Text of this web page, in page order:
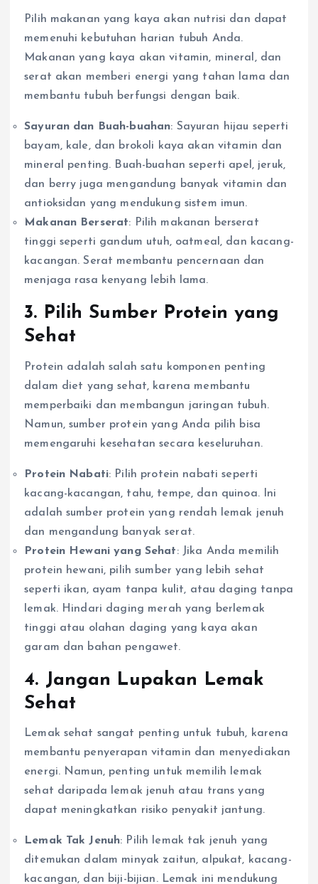
Pilih makanan yang kaya akan nutrisi dan dapat
memenuhi kebutuhan harian tubuh Anda.
Makanan yang kaya akan vitamin, mineral, dan
serat akan memberi energi yang tahan lama dan
membantu tubuh berfungsi dengan baik.
Sayuran dan Buah-buahan: Sayuran hijau seperti
bayam, kale, dan brokoli kaya akan vitamin dan
mineral penting. Buah-buahan seperti apel, jeruk,
dan berry juga mengandung banyak vitamin dan
antioksidan yang mendukung sistem imun.
Makanan Berserat: Pilih makanan berserat
tinggi seperti gandum utuh, oatmeal, dan kacang-
kacangan. Serat membantu pencernaan dan
menjaga rasa kenyang lebih lama.
3. Pilih Sumber Protein yang
Sehat
Protein adalah salah satu komponen penting
dalam diet yang sehat, karena membantu
memperbaiki dan membangun jaringan tubuh.
Namun, sumber protein yang Anda pilih bisa
memengaruhi kesehatan secara keseluruhan.
Protein Nabati: Pilih protein nabati seperti
kacang-kacangan, tahu, tempe, dan quinoa. Ini
adalah sumber protein yang rendah lemak jenuh
dan mengandung banyak serat.
Protein Hewani yang Sehat: Jika Anda memilih
protein hewani, pilih sumber yang lebih sehat
seperti ikan, ayam tanpa kulit, atau daging tanpa
lemak. Hindari daging merah yang berlemak
tinggi atau olahan daging yang kaya akan
garam dan bahan pengawet.
4. Jangan Lupakan Lemak
Sehat
Lemak sehat sangat penting untuk tubuh, karena
membantu penyerapan vitamin dan menyediakan
energi. Namun, penting untuk memilih lemak
sehat daripada lemak jenuh atau trans yang
dapat meningkatkan risiko penyakit jantung.
Lemak Tak Jenuh: Pilih lemak tak jenuh yang
ditemukan dalam minyak zaitun, alpukat, kacang-
kacangan, dan biji-bijian. Lemak ini mendukung